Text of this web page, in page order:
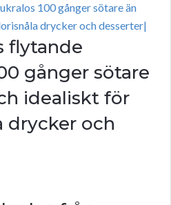
100 gånger sötare än
drycker och desserter|
flytande
gånger sötare
idealiskt för
drycker och